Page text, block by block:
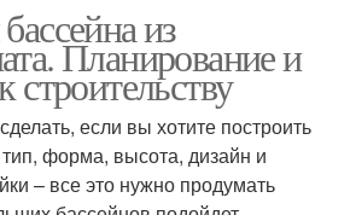
из
Планирование и
строительству
если вы хотите построить
форма, высота, дизайн и
– все это нужно продумать